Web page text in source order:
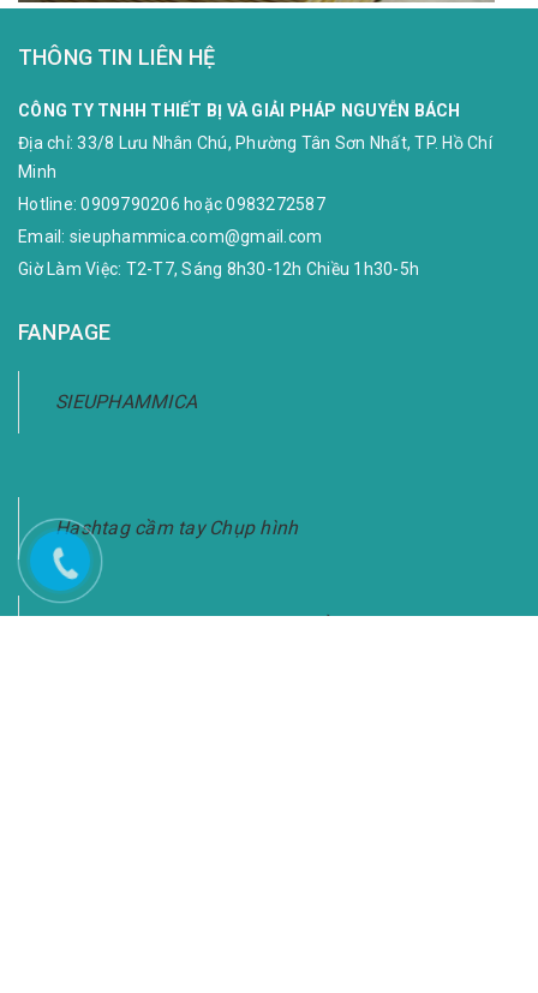
THÔNG TIN LIÊN HỆ
CÔNG TY TNHH THIẾT BỊ VÀ GIẢI PHÁP NGUYỄN BÁCH
Địa chỉ:33/8 Lưu Nhân Chú, Phường Tân Sơn Nhất, TP. Hồ Chí
Minh
Hotline:0909790206 hoặc0983272587
Email: sieuphammica.com@gmail.com
Giờ Làm Việc: T2-T7, Sáng 8h30-12h Chiều 1h30-5h
FANPAGE
SIEUPHAMMICA
Hashtag cầm tay Chụp hình